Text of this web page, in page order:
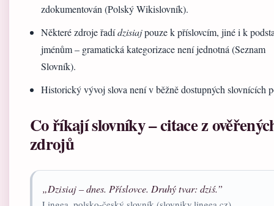
zdokumentován (Polský Wikislovník).
Některé zdroje řadídzisiajpouze k příslovcím, jiné i k
jménům – gramatická kategorizace není jednotná (Seznam
Slovník).
Historický vývoj slova není v běžně dostupných slovnících
Co říkají slovníky – citace z
zdrojů
„Dzisiaj– dnes. Příslovce. Druhý tvar: dziś.”